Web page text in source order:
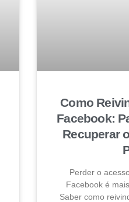
Como
Facebook:
Recuperar
Perder o
Facebook é
Saber como